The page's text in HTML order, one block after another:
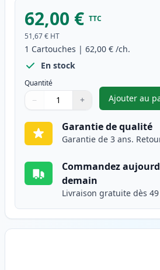
62,00 € TTC
51,67 € HT
1 Cartouches | 62,00 € /ch.
En stock
Quantité
Quantité
Utilisez les boutons pour ajuster
− +
Quantité
Ajouter au
,
Garantie de qualité
Garantie de 3 ans.
Commandez
demain
Livraison gratuite dès